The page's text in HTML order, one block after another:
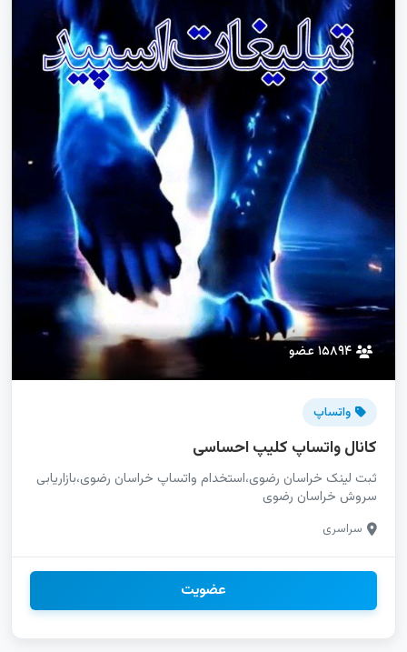
۱۵۸۹۴ عضو
واتساپ
کانال واتساپ کلیپ احساسی
ثبت لینک خراسان رضوی،استخدام واتساپ خراسان رضوی،بازاریابی
سروش خراسان رضوی
سراسری
عضویت